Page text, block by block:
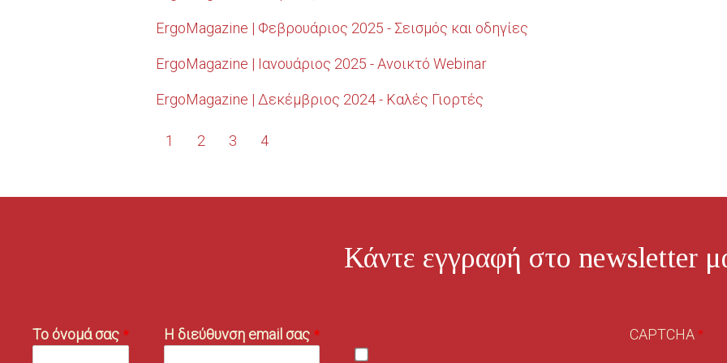
ErgoMagazine | Φεβρουάριος 2025 - Σεισμός και οδηγίες
ErgoMagazine | Ιανουάριος 2025 - Ανοικτό Webinar
ErgoMagazine | Δεκέμβριος 2024 - Καλές Γιορτές
Σελιδοποίηση
Τρέχουσα
1 Σελίδα
2 Σελίδα
3 Σελίδα
4
Κάντε εγγραφή στο newsletter
Το όνομά σας Η διεύθυνση email σας CAPTCHA